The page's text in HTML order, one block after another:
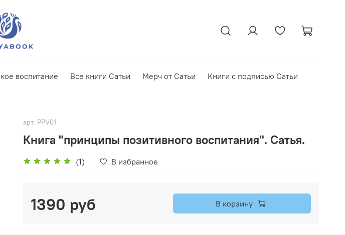
воспитание Все книги Сатьи Мерч от Сатьи Книги с подписью Сатьи
арт. PPV01
Книга "принципы позитивного воспитания". Сатья.
(1) В избранное
1390 руб В корзину